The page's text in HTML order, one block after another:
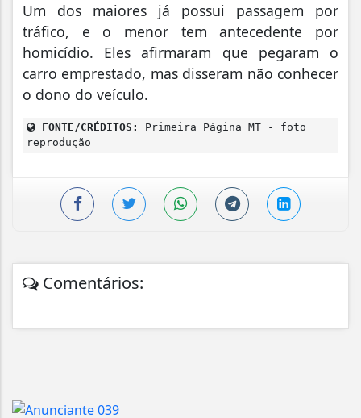
Um dos maiores já possui passagem por
tráfico, e o menor tem antecedente por
homicídio. Eles afirmaram que pegaram o
carro emprestado, mas disseram não conhecer
o dono do veículo.
FONTE/CRÉDITOS:
Primeira Página MT - foto
reprodução
Comentários: